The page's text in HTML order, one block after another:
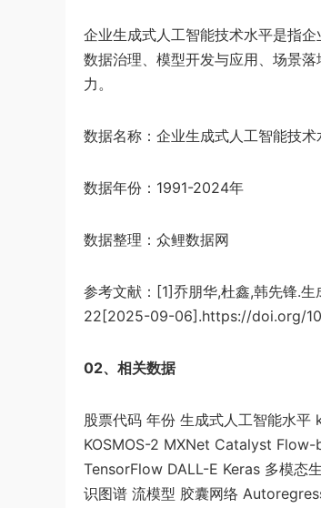
企业生成式人工智能技术水平是指
数据治理、模型开发与应用、场景
力。
数据名称：企业生成式人工智能技术
数据年份：1991-2024年
数据整理：众鲤数据网
参考文献：[1]乔朋华,杜鑫,韩先锋.
22[2025-09-06].https://doi.org/
02、相关数据
股票代码 年份 生成式人工智能水
KOSMOS-2 MXNet Catalyst
TensorFlow DALL-E Keras 多模态
识图谱 流模型 胶囊网络